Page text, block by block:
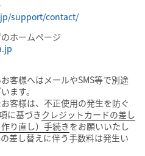
support/contact/
ホームページ
客様へはメールやSMS等で別途
ます。
客様は、不正使用の発生を防ぐ
に基づきクレジットカードの差し
り直し）手続きをお願いいたし
差し替えに伴う手数料は発生い